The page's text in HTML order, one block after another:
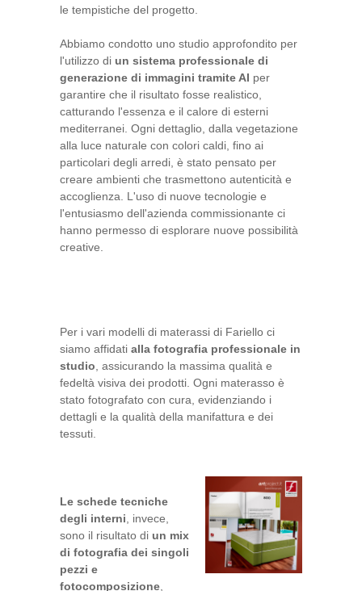
le tempistiche del progetto.
Abbiamo condotto uno studio approfondito per
l'utilizzo di un sistema professionale di
generazione di immagini tramite AI per
garantire che il risultato fosse realistico,
catturando l'essenza e il calore di esterni
mediterranei. Ogni dettaglio, dalla vegetazione
alla luce naturale con colori caldi, fino ai
particolari degli arredi, è stato pensato per
creare ambienti che trasmettono autenticità e
accoglienza. L'uso di nuove tecnologie e
l'entusiasmo dell'azienda commissionante ci
hanno permesso di esplorare nuove possibilità
creative.
Per i vari modelli di materassi di Fariello ci
siamo affidati alla fotografia professionale in
studio , assicurando la massima qualità e
fedeltà visiva dei prodotti. Ogni materasso è
stato fotografato con cura, evidenziando i
dettagli e la qualità della manifattura e dei
tessuti.
Le schede tecniche
degli interni , invece,
sono il risultato di un mix
di fotografia dei singoli
pezzi e
fotocomposizione